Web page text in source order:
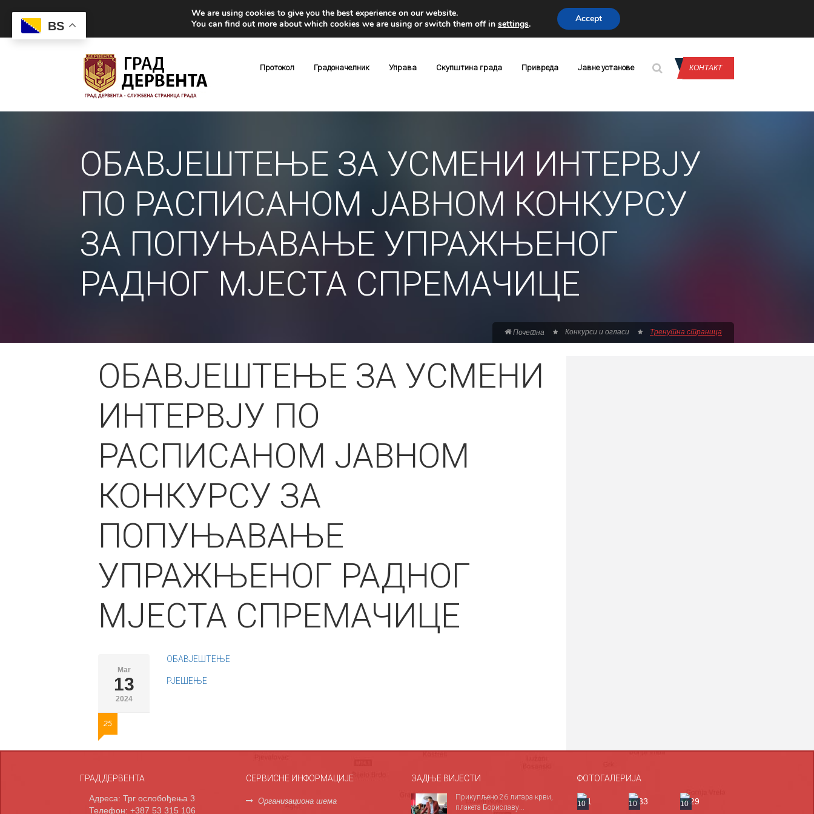
Протокол Градоначелник Управа Скупштина града Привреда Јавне установе КОНТАКТ
ОБАВЈЕШТЕЊЕ ЗА УСМЕНИ ИНТЕРВЈУ
ПО РАСПИСАНОМ ЈАВНОМ КОНКУРСУ
ЗА ПОПУЊАВАЊЕ УПРАЖЊЕНОГ
РАДНОГ МЈЕСТА СПРЕМАЧИЦЕ
Почетна Конкурси и огласи Тренутна страница
ОБАВЈЕШТЕЊЕ ЗА УСМЕНИ
ИНТЕРВЈУ ПО
РАСПИСАНОМ ЈАВНОМ
КОНКУРСУ ЗА
ПОПУЊАВАЊЕ
УПРАЖЊЕНОГ РАДНОГ
МЈЕСТА СПРЕМАЧИЦЕ
Mar
13
2024
25
ОБАВЈЕШТЕЊЕ
РЈЕШЕЊЕ
ГРАД ДЕРВЕНТА
Адреса: Трг ослобођења 3
Телефон: +387 53 315 106
СЕРВИСНЕ ИНФОРМАЦИЈЕ
Организациона шема
ЗАДЊЕ ВИЈЕСТИ
Прикупљено 26 литара крви,
плакета Бориславу...
ФОТОГАЛЕРИЈА
10 10 10
BS
We are using cookies to give you the best experience on our website.
You can find out more about which cookies we are using or switch them off in settings. Accept